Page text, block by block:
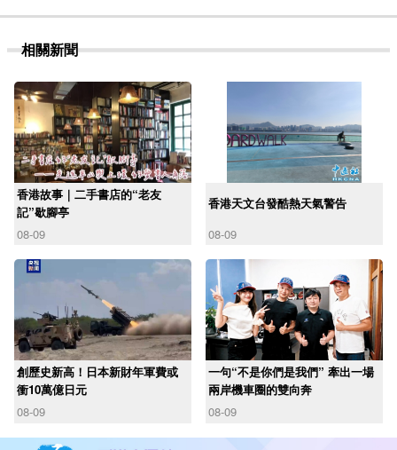
相關新聞
香港故事｜二手書店的“老友
記”歇腳亭
08-09
香港天文台發酷熱天氣警告
08-09
創歷史新高！日本新財年軍費或
衝10萬億日元
08-09
一句“不是你們是我們” 牽出一場
兩岸機車圈的雙向奔
08-09